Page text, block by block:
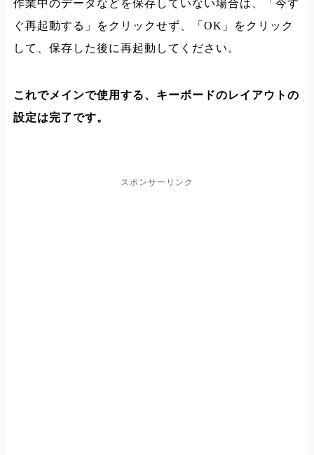
作業中のデータなどを保存していない場合は、「今す
ぐ再起動する」をクリックせず、「OK」をクリック
して、保存した後に再起動してください。
これでメインで使用する、キーボードのレイアウトの
設定は完了です。
スポンサーリンク